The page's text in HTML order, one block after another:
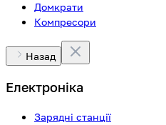
Домкрати
Компресори
Назад
Електроніка
Зарядні станції